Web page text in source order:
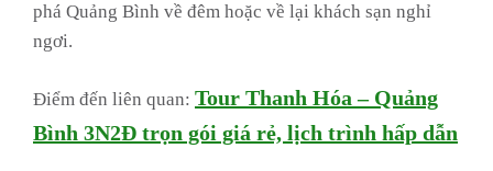
phá Quảng Bình về đêm hoặc về lại khách sạn nghỉ
ngơi.
Điểm đến liên quan: Tour Thanh Hóa – Quảng
Bình 3N2Đ trọn gói giá rẻ, lịch trình hấp dẫn